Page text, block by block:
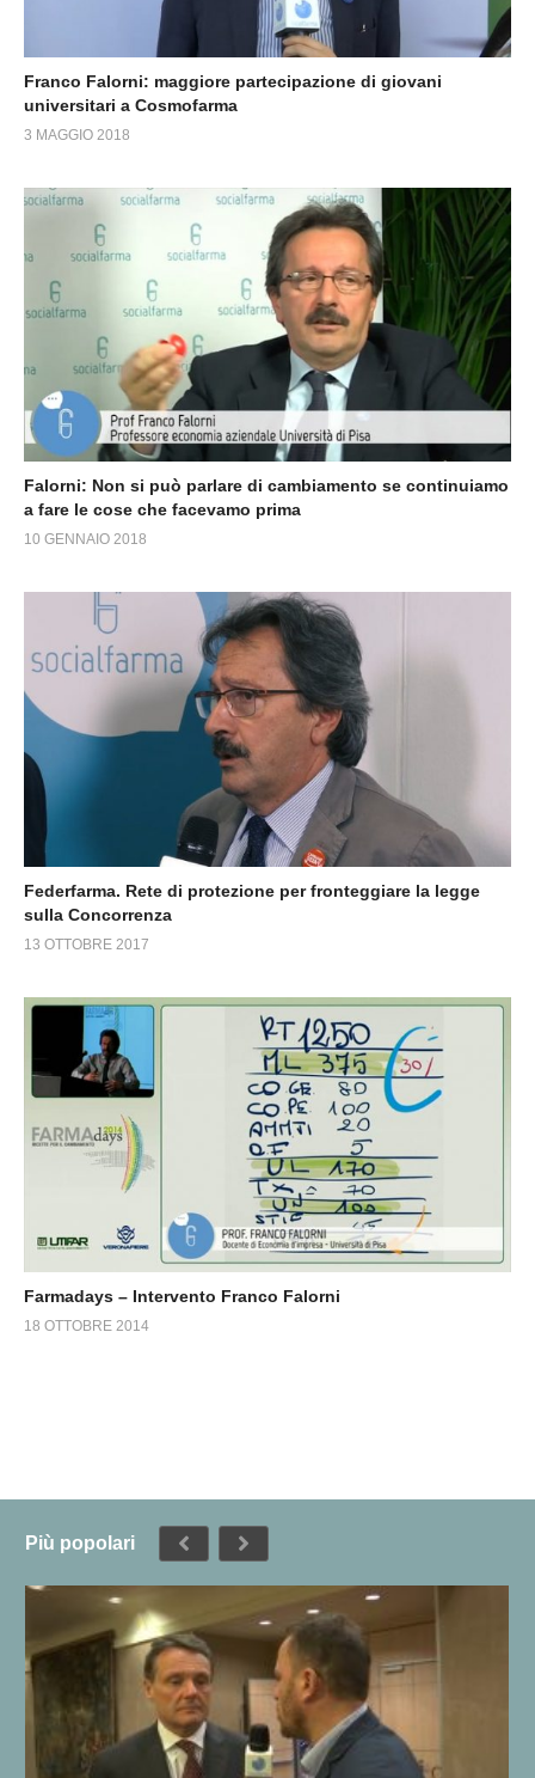
Franco Falorni: maggiore partecipazione di giovani
universitari a Cosmofarma
3 MAGGIO 2018
Falorni: Non si può parlare di cambiamento se continuiamo
a fare le cose che facevamo prima
10 GENNAIO 2018
Federfarma. Rete di protezione per fronteggiare la legge
sulla Concorrenza
13 OTTOBRE 2017
Farmadays – Intervento Franco Falorni
18 OTTOBRE 2014
Più popolari